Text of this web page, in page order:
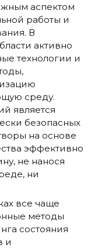
аспектом
работы и
В
активно
технологии и
среду.
является
безопасных
на основе
эффективно
не нанося
ни
все чаще
методы
состояния
и